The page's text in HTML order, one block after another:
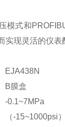
式和
实现灵活的仪表
EJA438N
B膜盒
-0.1~7MPa
（-15~1000psi